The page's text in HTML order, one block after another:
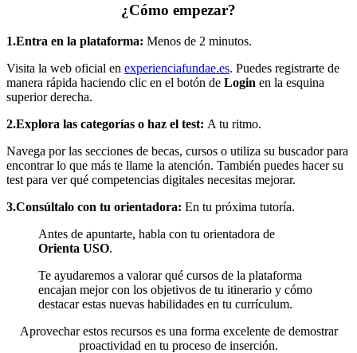
¿Cómo empezar?
1.Entra en la plataforma: Menos de 2 minutos.
Visita la web oficial en experienciafundae.es. Puedes registrarte de
manera rápida haciendo clic en el botón de Login en la esquina
superior derecha.
2.Explora las categorías o haz el test: A tu ritmo.
Navega por las secciones de becas, cursos o utiliza su buscador para
encontrar lo que más te llame la atención. También puedes hacer su
test para ver qué competencias digitales necesitas mejorar.
3.Consúltalo con tu orientadora: En tu próxima tutoría.
Antes de apuntarte, habla con tu orientadora de
Orienta USO.
Te ayudaremos a valorar qué cursos de la plataforma
encajan mejor con los objetivos de tu itinerario y cómo
destacar estas nuevas habilidades en tu currículum.
Aprovechar estos recursos es una forma excelente de demostrar
proactividad en tu proceso de inserción.